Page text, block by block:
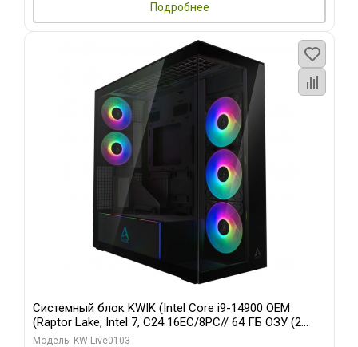
Подробнее
Системный блок KWIK (Intel Core i9-14900 OEM
(Raptor Lake, Intel 7, C24 16EC/8PC// 64 ГБ ОЗУ (2
модуля)/ Afox RTX4090 24GB GDDR6X 384-Bit 3xDP
Модель: KW-Live0103